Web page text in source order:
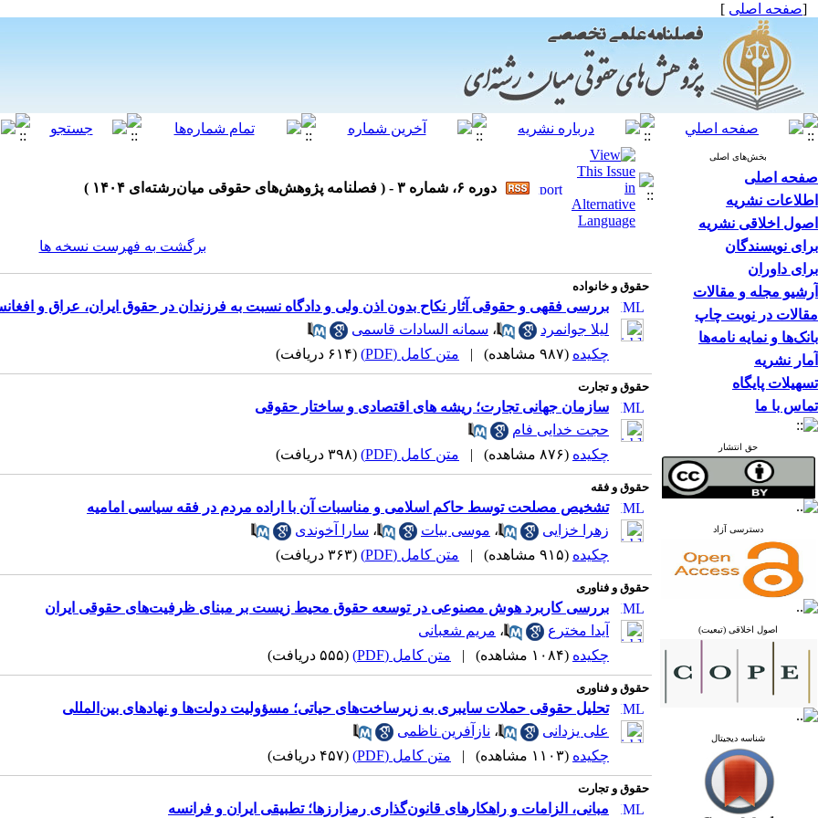
[صفحه اصلی ]
بخش‌های اصلی
صفحه اصلی
اطلاعات نشریه
اصول اخلاقی نشریه
برای نویسندگان
برای داوران
آرشیو مجله و مقالات
مقالات در نوبت چاپ
بانک‌ها و نمایه نامه‌ها
آمار نشریه
تسهیلات پایگاه
تماس با ما
حق انتشار
دسترسی آزاد
اصول اخلاقی (تبعیت)
شناسه دیجیتال
دوره ۶، شماره ۳ - ( فصلنامه پژوهش‌های حقوقی میان‌رشته‌ای ۱۴۰۴ )
برگشت به فهرست نسخه ها
حقوق و خانواده
بررسی فقهی و حقوقی آثار نکاح بدون اذن ولی و دادگاه نسبت به فرزندان در حقوق ایران، عراق و
لیلا جوانمرد
، سمانه السادات قاسمی
چکیده (۹۸۷ مشاهده) | متن کامل (PDF) (۶۱۴ دریافت)
حقوق و تجارت
سازمان جهانی تجارت؛ ریشه های اقتصادی و ساختار حقوقی
حجت خدایی فام
چکیده (۸۷۶ مشاهده) | متن کامل (PDF) (۳۹۸ دریافت)
حقوق و فقه
تشخیص مصلحت توسط حاکم اسلامی و مناسبات آن با اراده مردم در فقه سیاسی امامیه
زهرا خزایی
، موسی بیات ، سارا آخوندی
چکیده (۹۱۵ مشاهده) | متن کامل (PDF) (۳۶۳ دریافت)
حقوق و فناوری
بررسی کاربرد هوش مصنوعی در توسعه حقوق محیط زیست بر مبنای ظرفیت‌های حقوقی ایران
آیدا مخترع
، مریم شعبانی
چکیده (۱۰۸۴ مشاهده) | متن کامل (PDF) (۵۵۵ دریافت)
حقوق و فناوری
تحلیل حقوقی حملات سایبری به زیرساخت‌های حیاتی؛ مسؤولیت دولت‌ها و نهادهای بین‌المللی
علی یزدانی
، نازآفرین ناظمی
چکیده (۱۱۰۳ مشاهده) | متن کامل (PDF) (۴۵۷ دریافت)
حقوق و تجارت
مبانی، الزامات و راهکارهای قانون‌گذاری رمزارزها؛ تطبیقی ایران و فرانسه